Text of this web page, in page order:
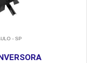
- SP